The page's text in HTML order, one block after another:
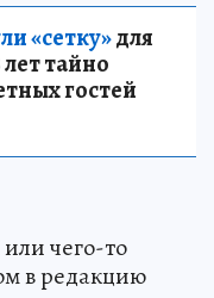
«сетку»для
тайно
гостей
чего-то
в редакцию